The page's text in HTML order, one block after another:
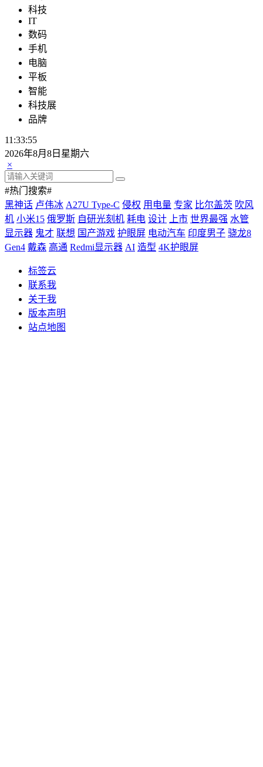
科技
IT
数码
手机
电脑
平板
智能
科技展
品牌
11:33:56
2026年8月8日星期六
×
#热门搜索#
黑神话 卢伟冰 A27U Type-C 侵权 用电量 专家 比尔盖茨 吹风
机 小米15 俄罗斯 自研光刻机 耗电 设计 上市 世界最强 水管
显示器 鬼才 联想 国产游戏 护眼屏 电动汽车 印度男子 骁龙8
Gen4 戴森 高通 Redmi显示器 AI 造型 4K护眼屏
标签云
联系我
关于我
版本声明
站点地图